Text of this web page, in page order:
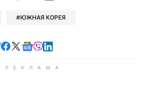
ЮЖНАЯ КОРЕЯ
Читайте в Telegram
Читайте в Facebook
Читайте в X
Читайте в Google news
Читайте в Viber
Читайте в LinkedIn